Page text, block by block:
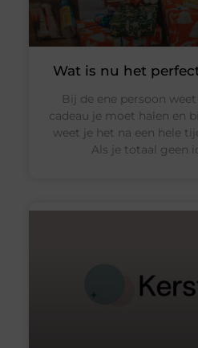
Wat is nu het
Bij de ene persoon
cadeau je moet halen en
weet je het na een hele
Als je totaal geen